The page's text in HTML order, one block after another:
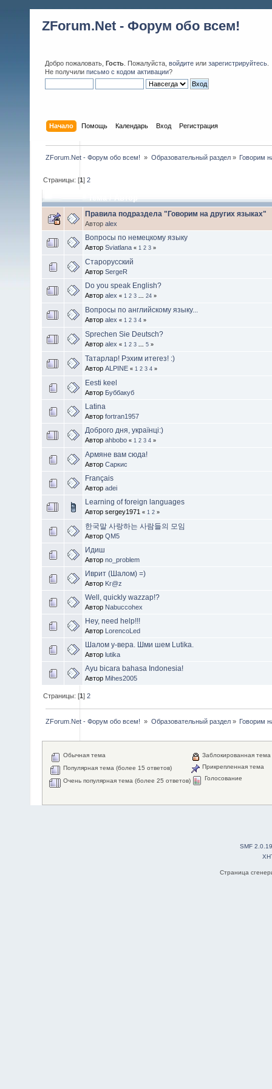
ZForum.Net - Форум обо всем!
Добро пожаловать, Гость . Пожалуйста, войдите или зарегистрируйтесь
Не получили письмо с кодом активации?
Начало Помощь Календарь Вход Регистрация
ZForum.Net - Форум обо всем! » Образовательный раздел» Говорим
Страницы: [1]2
Тема/ Автор
Правила подраздела "Говорим на других языках"
Автор alex
Вопросы по немецкому языку
Автор Sviatlana « 1 2 3 »
Старорусский
Автор SergeR
Do you speak English?
Автор alex « 1 2 3 24 »
Вопросы по английскому языку...
Автор alex « 1 2 3 4 »
Sprechen Sie Deutsch?
Автор alex « 1 2 3 5 »
Татарлар! Рэхим итегез! :)
Автор ALPINE « 1 2 3 4 »
Eesti keel
Автор Буббакуб
Latina
Автор fortran1957
Доброго дня, українці:)
Автор ahbobo « 1 2 3 4 »
Армяне вам сюда!
Автор Саркис
Français
Автор adei
Learning of foreign languages
Автор sergey1971 « 1 2 »
한국말 사랑하는 사람들의 모임
Автор QM5
Идиш
Автор no_problem
Иврит (Шалом) =)
Автор Kr@z
Well, quickly wazzap!?
Автор Nabuccohex
Hey, need help!!!
Автор LorencoLed
Шалом у-вера. Шми шем Lutika.
Автор lutika
Ayu bicara bahasa Indonesia!
Автор Mihes2005
Страницы: [1]2
ZForum.Net - Форум обо всем! » Образовательный раздел» Говорим
Обычная тема
Популярная тема (более 15 ответов)
Очень популярная тема (более 25 ответов)
Заблокированная тема
Прикрепленная тема
Голосование
SMF 2.0.19
Страница